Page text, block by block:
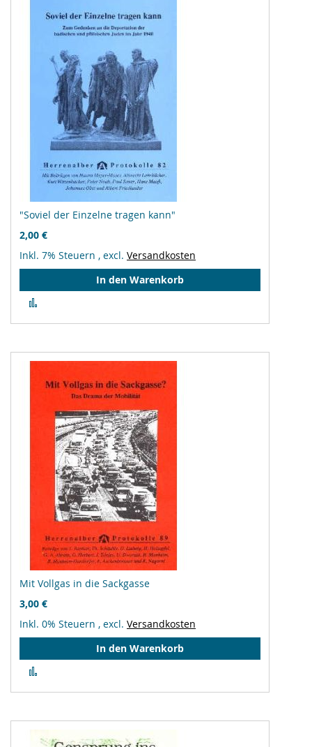
"Soviel der Einzelne tragen kann"
2,00 €
Inkl. 7% Steuern , excl. Versandkosten
In den Warenkorb
hinzufügen
Mit Vollgas in die Sackgasse
3,00 €
Inkl. 0% Steuern , excl. Versandkosten
In den Warenkorb
hinzufügen